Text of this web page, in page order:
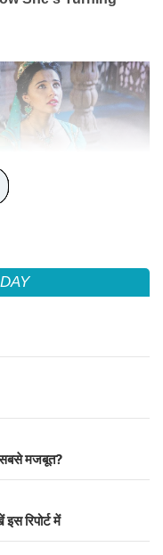
सबसे मजबूत?
रिपोर्ट में